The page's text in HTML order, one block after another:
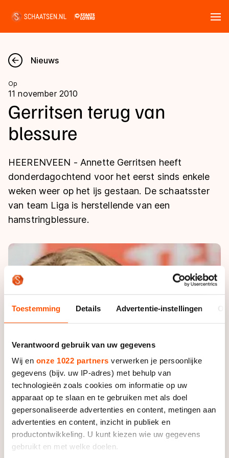
Toestemming Details Advertentie-instellingen
Verantwoord gebruik van uw gegevens
Wij en onze 1022 partners verwerken je persoonlijke
gegevens (bijv. uw IP-adres) met behulp van
technologieën zoals cookies om informatie op uw
apparaat op te slaan en te gebruiken met als doel
gepersonaliseerde advertenties en content, metingen aan
advertenties en content, inzicht in publiek en
productontwikkeling. U kunt kiezen wie uw gegevens
gebruikt en met welke doelen.
Nieuws
Kalender
Disciplines
Langebaan
Shorttrack
Inlineskaten
Schoonrijden
Natuurijs
Uitslagen
Langebaan
Shorttrack
Marathon
Inlineskaten
Kunstschaatsen
Tijden & historie
Ranglijsten Langebaan
Historie & statistiek
Inschrijven wedstrijden
Algemene Nederlandse Schaatstijd
Waar kan ik schaatsen en skaten?
Schaatsfans
Alles voor jou als schaatsfan
Evenementen
Tickets
Livestreams
Word schaatsfan!
Winacties
Olympische Spelen
Olympische Spelen
Medaille overzicht
Medaillespiegel
Olympische uitslagen
Van Jong tot Goud verhalen
Nieuws
Op
11 november 2010
Gerritsen terug van
blessure
HEERENVEEN - Annette Gerritsen heeft
donderdagochtend voor het eerst sinds enkele
weken weer op het ijs gestaan. De schaatsster
van team Liga is herstellende van een
hamstringblessure.